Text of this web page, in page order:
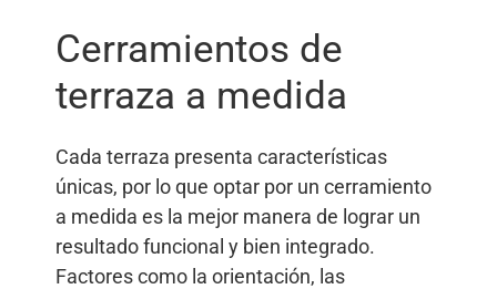
Cerramientos de
terraza a medida
Cada terraza presenta características
únicas, por lo que optar por un cerramiento
a medida es la mejor manera de lograr un
resultado funcional y bien integrado.
Factores como la orientación, las